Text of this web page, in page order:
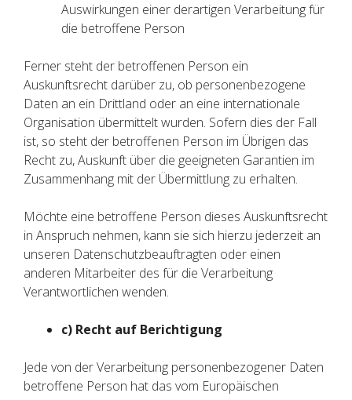
Auswirkungen einer derartigen Verarbeitung für
die betroffene Person
Ferner steht der betroffenen Person ein
Auskunftsrecht darüber zu, ob personenbezogene
Daten an ein Drittland oder an eine internationale
Organisation übermittelt wurden. Sofern dies der Fall
ist, so steht der betroffenen Person im Übrigen das
Recht zu, Auskunft über die geeigneten Garantien im
Zusammenhang mit der Übermittlung zu erhalten.
Möchte eine betroffene Person dieses Auskunftsrecht
in Anspruch nehmen, kann sie sich hierzu jederzeit an
unseren Datenschutzbeauftragten oder einen
anderen Mitarbeiter des für die Verarbeitung
Verantwortlichen wenden.
c) Recht auf Berichtigung
Jede von der Verarbeitung personenbezogener Daten
betroffene Person hat das vom Europäischen